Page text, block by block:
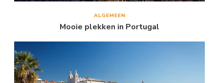
ALGEMEEN
Mooie plekken in Portugal